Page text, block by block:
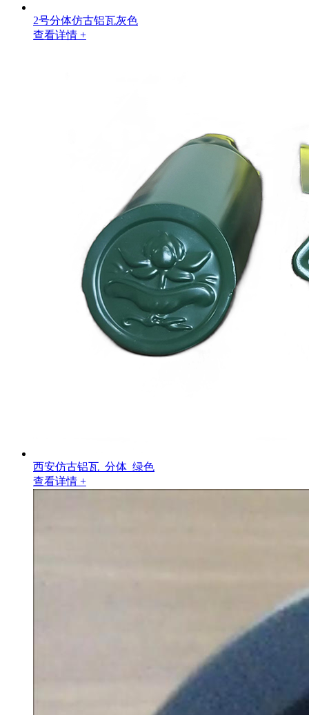
2号分体仿古铝瓦灰色
查看详情 +
西安仿古铝瓦_分体_绿色
查看详情 +